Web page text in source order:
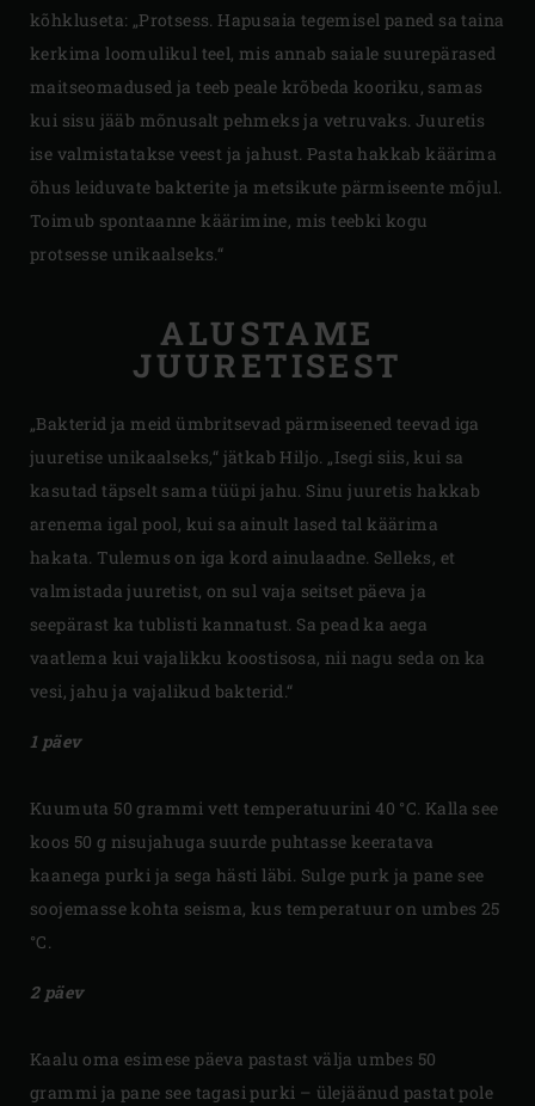
kõhkluseta: „Protsess. Hapusaia tegemisel paned sa taina
kerkima loomulikul teel, mis annab saiale suurepärased
maitseomadused ja teeb peale krõbeda kooriku, samas
kui sisu jääb mõnusalt pehmeks ja vetruvaks. Juuretis
ise valmistatakse veest ja jahust. Pasta hakkab käärima
õhus leiduvate bakterite ja metsikute pärmiseente mõjul.
Toimub spontaanne käärimine, mis teebki kogu
protsesse unikaalseks.“
ALUSTAME
JUURETISEST
„Bakterid ja meid ümbritsevad pärmiseened teevad iga
juuretise unikaalseks,“ jätkab Hiljo. „Isegi siis, kui sa
kasutad täpselt sama tüüpi jahu. Sinu juuretis hakkab
arenema igal pool, kui sa ainult lased tal käärima
hakata. Tulemus on iga kord ainulaadne. Selleks, et
valmistada juuretist, on sul vaja seitset päeva ja
seepärast ka tublisti kannatust. Sa pead ka aega
vaatlema kui vajalikku koostisosa, nii nagu seda on ka
vesi, jahu ja vajalikud bakterid.“
1 päev
Kuumuta 50 grammi vett temperatuurini 40 °C. Kalla see
koos 50 g nisujahuga suurde puhtasse keeratava
kaanega purki ja sega hästi läbi. Sulge purk ja pane see
soojemasse kohta seisma, kus temperatuur on umbes 25
°C.
2 päev
Kaalu oma esimese päeva pastast välja umbes 50
grammi ja pane see tagasi purki – ülejäänud pastat pole